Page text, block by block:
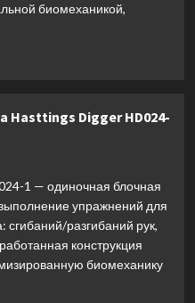
биомеханикой,
Hasttings Digger HD024-
1 — одиночная блочная
упражнений для
сгибаний/разгибаний рук,
конструкция
биомеханику